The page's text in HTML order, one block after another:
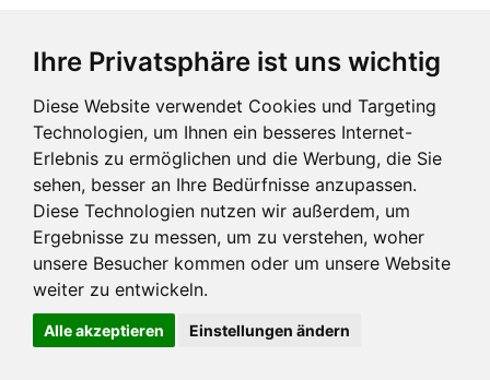
Ihre Privatsphäre ist uns wichtig
Diese Website verwendet Cookies und Targeting
Technologien, um Ihnen ein besseres Internet-
Erlebnis zu ermöglichen und die Werbung, die Sie
sehen, besser an Ihre Bedürfnisse anzupassen.
Diese Technologien nutzen wir außerdem, um
Ergebnisse zu messen, um zu verstehen, woher
unsere Besucher kommen oder um unsere Website
weiter zu entwickeln.
Alle akzeptieren Einstellungen ändern
Kategoriefilter
zurücksetzen
Impressum und mehr